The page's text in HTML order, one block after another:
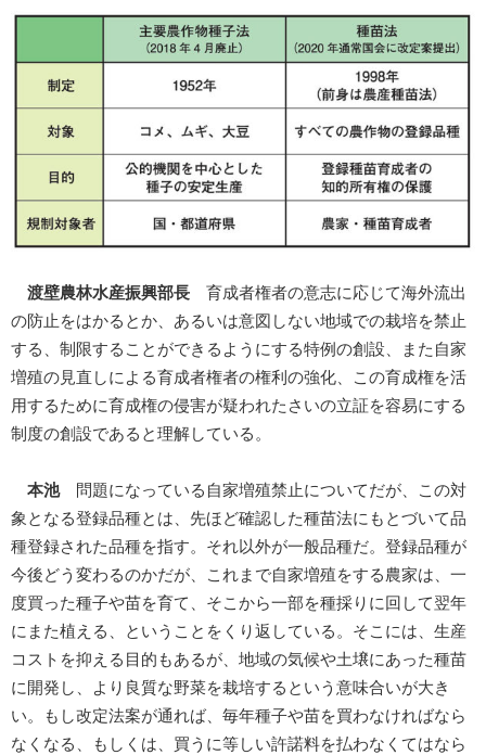
渡壁農林水産振興部長 育成者権者の意志に応じて海外流出
の防止をはかるとか、あるいは意図しない地域での栽培を禁止
する、制限することができるようにする特例の創設、また自家
増殖の見直しによる育成者権者の権利の強化、この育成権を活
用するために育成権の侵害が疑われたさいの立証を容易にする
制度の創設であると理解している。
本池問題になっている自家増殖禁止についてだが、この対
象となる登録品種とは、先ほど確認した種苗法にもとづいて品
種登録された品種を指す。それ以外が一般品種だ。登録品種が
今後どう変わるのかだが、これまで自家増殖をする農家は、一
度買った種子や苗を育て、そこから一部を種採りに回して翌年
にまた植える、ということをくり返している。そこには、生産
コストを抑える目的もあるが、地域の気候や土壌にあった種苗
に開発し、より良質な野菜を栽培するという意味合いが大き
い。もし改定法案が通れば、毎年種子や苗を買わなければなら
なくなる、もしくは、買うに等しい許諾料を払わなくてはなら